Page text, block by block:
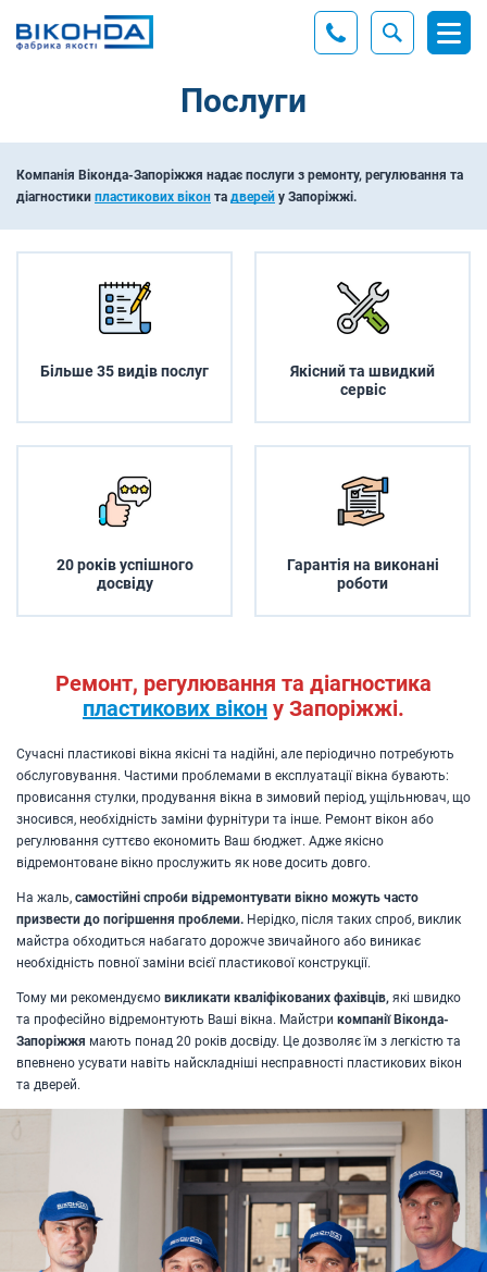
Послуги
Компанія Віконда-Запоріжжя надає послуги з ремонту, регулювання та
діагностики пластикових вікон та дверей у Запоріжжі.
Більше 35 видів послуг
Якісний та швидкий
сервіс
20 років успішного
досвіду
Гарантія на виконані
роботи
Ремонт, регулювання та діагностика
пластикових вікон у Запоріжжі.
Сучасні пластикові вікна якісні та надійні, але періодично потребують
обслуговування. Частими проблемами в експлуатації вікна бувають:
провисання стулки, продування вікна в зимовий період, ущільнювач, що
зносився, необхідність заміни фурнітури та інше. Ремонт вікон або
регулювання суттєво економить Ваш бюджет. Адже якісно
відремонтоване вікно прослужить як нове досить довго.
На жаль, самостійні спроби відремонтувати вікно можуть часто
призвести до погіршення проблеми. Нерідко, після таких спроб, виклик
майстра обходиться набагато дорожче звичайного або виникає
необхідність повної заміни всієї пластикової конструкції.
Тому ми рекомендуємо викликати кваліфікованих фахівців, які швидко
та професійно відремонтують Ваші вікна. Майстри компанії Віконда-
Запоріжжя мають понад 20 років досвіду. Це дозволяє їм з легкістю та
впевнено усувати навіть найскладніші несправності пластикових вікон
та дверей.